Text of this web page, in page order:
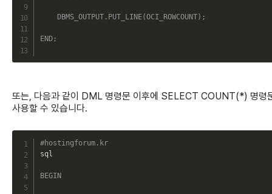
DBMS_OUTPUT. PUT_LINE(OCI_ROWCOUNT) ;
END;
또는, 다음과 같이 DML 명령문 이후에 SELECT COUNT(*) 명령
사용할 수 있습니다.
#hostingforum.kr
sql
BEGIN